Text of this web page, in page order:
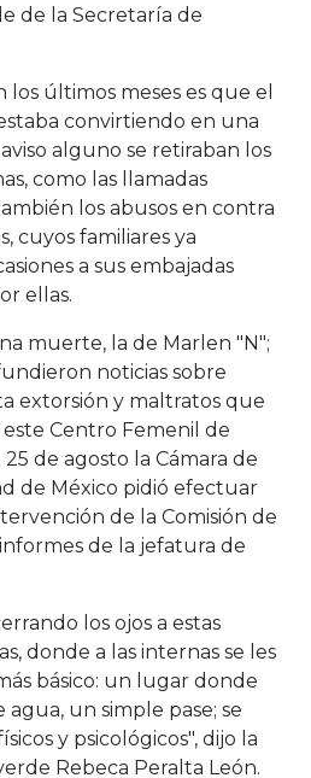
de la Secretaría de
los últimos meses es que el
convirtiendo en una
alguno se retiraban los
como las llamadas
los abusos en contra
cuyos familiares ya
a sus embajadas
ellas.
muerte, la de Marlen "N";
noticias sobre
extorsión y maltratos que
Centro Femenil de
de agosto la Cámara de
de México pidió efectuar
de la Comisión de
de la jefatura de
los ojos a estas
donde a las internas se les
básico: un lugar donde
un simple pase; se
y psicológicos", dijo la
Rebeca Peralta León.